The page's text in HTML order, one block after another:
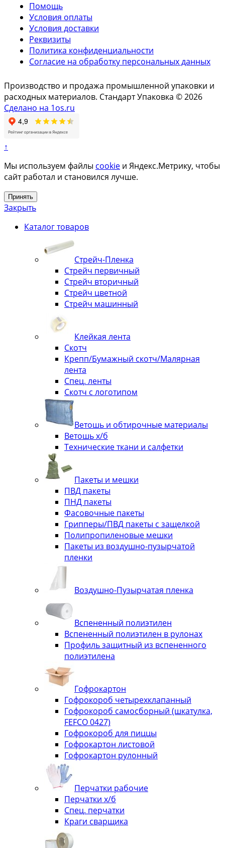
Помощь
Условия оплаты
Условия доставки
Реквизиты
Политика конфиденциальности
Согласие на обработку персональных данных
Производство и продажа промышленной упаковки и
расходных материалов. Стандарт Упаковка © 2026
Сделано на 1os.ru
↑
Мы используем файлы cookie и Яндекс.Метрику, чтобы
сайт работал и становился лучше.
Принять
Закрыть
Каталог товаров
Стрейч-Пленка
Стрейч первичный
Стрейч вторичный
Стрейч цветной
Стрейч машинный
Клейкая лента
Скотч
Крепп/Бумажный скотч/Малярная
лента
Спец. ленты
Скотч с логотипом
Ветошь и обтирочные материалы
Ветошь х/б
Технические ткани и салфетки
Пакеты и мешки
ПВД пакеты
ПНД пакеты
Фасовочные пакеты
Грипперы/ПВД пакеты с защелкой
Полипропиленовые мешки
Пакеты из воздушно-пузырчатой
пленки
Воздушно-Пузырчатая пленка
Вспененный полиэтилен
Вспененный полиэтилен в рулонах
Профиль защитный из вспененного
полиэтилена
Гофрокартон
Гофрокороб четырехклапанный
Гофрокороб самосборный (шкатулка,
FEFCO 0427)
Гофрокороб для пиццы
Гофрокартон листовой
Гофрокартон рулонный
Перчатки рабочие
Перчатки х/б
Спец. перчатки
Краги сварщика